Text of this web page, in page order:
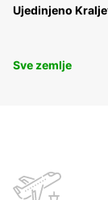
Ujedinjeno
Sve zemlje